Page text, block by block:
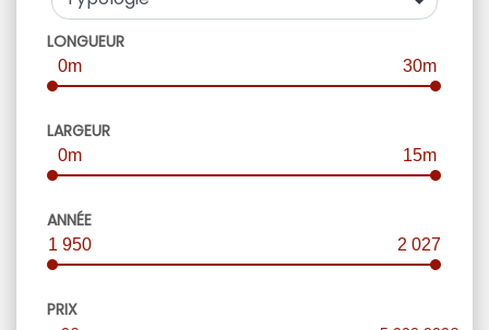
LONGUEUR
0m 30m
LARGEUR
0m 15m
ANNÉE
1 950 2 027
PRIX